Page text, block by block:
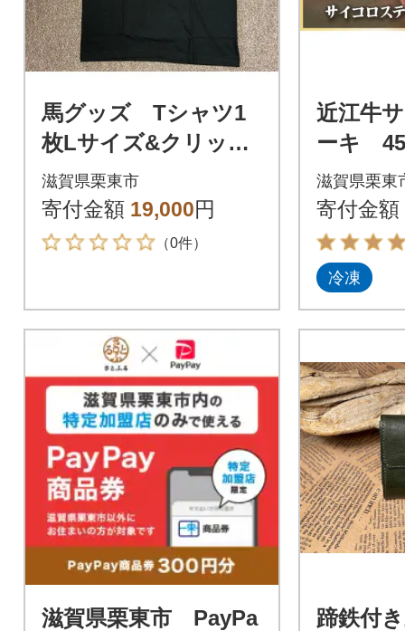
馬グッズ Tシャツ1
枚Lサイズ&クリップ
マグネット2個&馬力
袋
滋賀県栗東市
寄付金額 19,000円
（0件）
近江牛
ーキ
滋賀県栗東
寄付金額
冷凍
滋賀県栗東市 PayPa
蹄鉄付